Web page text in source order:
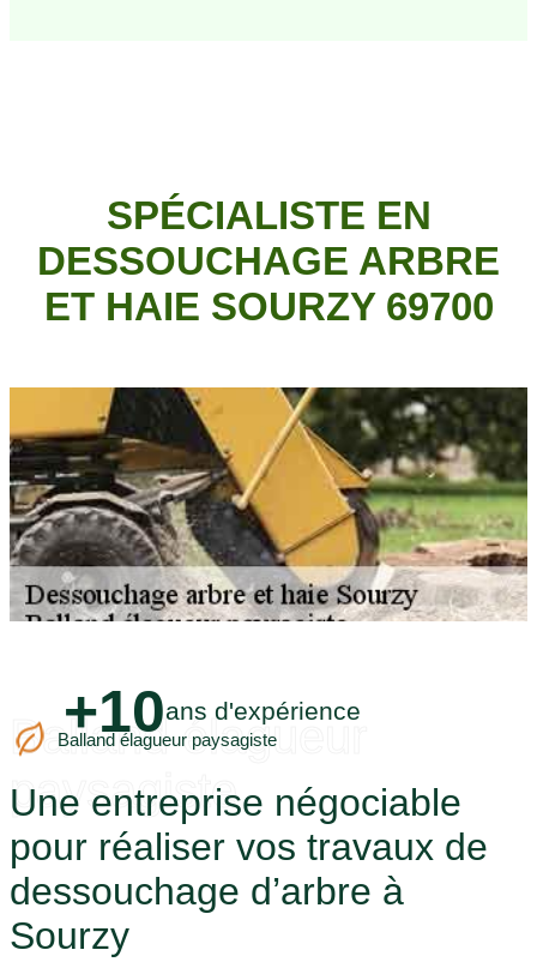
SPÉCIALISTE EN
DESSOUCHAGE ARBRE
ET HAIE SOURZY 69700
+10ans d'expérience
Balland élagueur paysagiste
Balland élagueur
paysagiste
Une entreprise négociable
pour réaliser vos travaux de
dessouchage d’arbre à
Sourzy